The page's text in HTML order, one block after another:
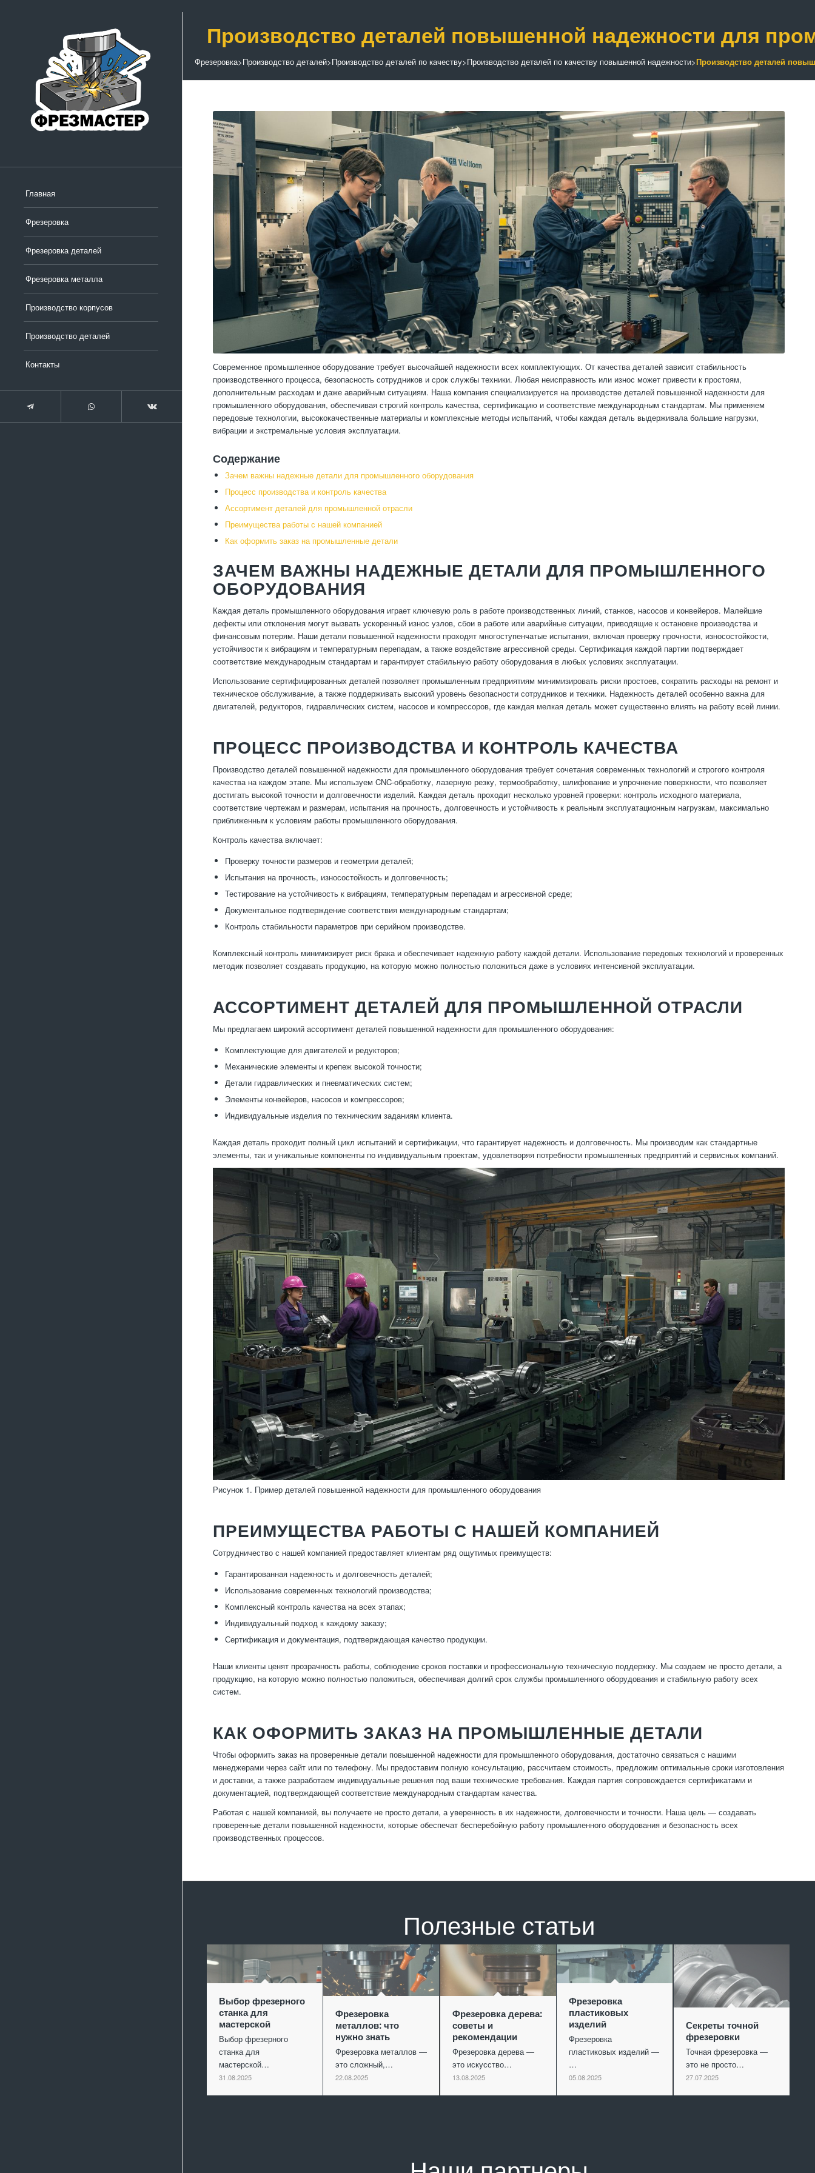
Главная
Фрезеровка
Фрезеровка деталей
Фрезеровка металла
Производство корпусов
Производство деталей
Контакты
Производство деталей повышенной надежности для
Фрезеровка>Производство деталей>Производство деталей по качеству>Производство деталей по качеству повышенной надежности>Производство деталей
Современное промышленное оборудование требует высочайшей надежности всех комплектующих. От качества деталей зависит стабильность
производственного процесса, безопасность сотрудников и срок службы техники. Любая неисправность или износ может привести к простоям,
дополнительным расходам и даже аварийным ситуациям. Наша компания специализируется на производстве деталей повышенной надежности для
промышленного оборудования, обеспечивая строгий контроль качества, сертификацию и соответствие международным стандартам. Мы применяем
передовые технологии, высококачественные материалы и комплексные методы испытаний, чтобы каждая деталь выдерживала большие нагрузки,
вибрации и экстремальные условия эксплуатации.
Содержание
Зачем важны надежные детали для промышленного оборудования
Процесс производства и контроль качества
Ассортимент деталей для промышленной отрасли
Преимущества работы с нашей компанией
Как оформить заказ на промышленные детали
ЗАЧЕМ ВАЖНЫ НАДЕЖНЫЕ ДЕТАЛИ ДЛЯ ПРОМЫШЛЕННОГО
ОБОРУДОВАНИЯ
Каждая деталь промышленного оборудования играет ключевую роль в работе производственных линий, станков, насосов и конвейеров. Малейшие
дефекты или отклонения могут вызвать ускоренный износ узлов, сбои в работе или аварийные ситуации, приводящие к остановке производства и
финансовым потерям. Наши детали повышенной надежности проходят многоступенчатые испытания, включая проверку прочности, износостойкости,
устойчивости к вибрациям и температурным перепадам, а также воздействие агрессивной среды. Сертификация каждой партии подтверждает
соответствие международным стандартам и гарантирует стабильную работу оборудования в любых условиях эксплуатации.
Использование сертифицированных деталей позволяет промышленным предприятиям минимизировать риски простоев, сократить расходы на ремонт и
техническое обслуживание, а также поддерживать высокий уровень безопасности сотрудников и техники. Надежность деталей особенно важна для
двигателей, редукторов, гидравлических систем, насосов и компрессоров, где каждая мелкая деталь может существенно влиять на работу всей линии.
ПРОЦЕСС ПРОИЗВОДСТВА И КОНТРОЛЬ КАЧЕСТВА
Производство деталей повышенной надежности для промышленного оборудования требует сочетания современных технологий и строгого контроля
качества на каждом этапе. Мы используем CNC-обработку, лазерную резку, термообработку, шлифование и упрочнение поверхности, что позволяет
достигать высокой точности и долговечности изделий. Каждая деталь проходит несколько уровней проверки: контроль исходного материала,
соответствие чертежам и размерам, испытания на прочность, долговечность и устойчивость к реальным эксплуатационным нагрузкам, максимально
приближенным к условиям работы промышленного оборудования.
Контроль качества включает:
Проверку точности размеров и геометрии деталей;
Испытания на прочность, износостойкость и долговечность;
Тестирование на устойчивость к вибрациям, температурным перепадам и агрессивной среде;
Документальное подтверждение соответствия международным стандартам;
Контроль стабильности параметров при серийном производстве.
Комплексный контроль минимизирует риск брака и обеспечивает надежную работу каждой детали. Использование передовых технологий и проверенных
методик позволяет создавать продукцию, на которую можно полностью положиться даже в условиях интенсивной эксплуатации.
АССОРТИМЕНТ ДЕТАЛЕЙ ДЛЯ ПРОМЫШЛЕННОЙ ОТРАСЛИ
Мы предлагаем широкий ассортимент деталей повышенной надежности для промышленного оборудования:
Комплектующие для двигателей и редукторов;
Механические элементы и крепеж высокой точности;
Детали гидравлических и пневматических систем;
Элементы конвейеров, насосов и компрессоров;
Индивидуальные изделия по техническим заданиям клиента.
Каждая деталь проходит полный цикл испытаний и сертификации, что гарантирует надежность и долговечность. Мы производим как стандартные
элементы, так и уникальные компоненты по индивидуальным проектам, удовлетворяя потребности промышленных предприятий и сервисных компаний.
Рисунок 1. Пример деталей повышенной надежности для промышленного оборудования
ПРЕИМУЩЕСТВА РАБОТЫ С НАШЕЙ КОМПАНИЕЙ
Сотрудничество с нашей компанией предоставляет клиентам ряд ощутимых преимуществ:
Гарантированная надежность и долговечность деталей;
Использование современных технологий производства;
Комплексный контроль качества на всех этапах;
Индивидуальный подход к каждому заказу;
Сертификация и документация, подтверждающая качество продукции.
Наши клиенты ценят прозрачность работы, соблюдение сроков поставки и профессиональную техническую поддержку. Мы создаем не просто детали, а
продукцию, на которую можно полностью положиться, обеспечивая долгий срок службы промышленного оборудования и стабильную работу всех
систем.
КАК ОФОРМИТЬ ЗАКАЗ НА ПРОМЫШЛЕННЫЕ ДЕТАЛИ
Чтобы оформить заказ на проверенные детали повышенной надежности для промышленного оборудования, достаточно связаться с нашими
менеджерами через сайт или по телефону. Мы предоставим полную консультацию, рассчитаем стоимость, предложим оптимальные сроки изготовления
и доставки, а также разработаем индивидуальные решения под ваши технические требования. Каждая партия сопровождается сертификатами и
документацией, подтверждающей соответствие международным стандартам качества.
Работая с нашей компанией, вы получаете не просто детали, а уверенность в их надежности, долговечности и точности. Наша цель — создавать
проверенные детали повышенной надежности, которые обеспечат бесперебойную работу промышленного оборудования и безопасность всех
производственных процессов.
Полезные статьи
Выбор фрезерного
станка для
мастерской
Выбор фрезерного
станка для
мастерской…
31.08.2025
Фрезеровка
металлов: что
нужно знать
Фрезеровка металлов —
это сложный,…
22.08.2025
Фрезеровка дерева:
советы и
рекомендации
Фрезеровка дерева —
это искусство…
13.08.2025
Фрезеровка
пластиковых
изделий
Фрезеровка
пластиковых изделий —
…
05.08.2025
Секреты точной
фрезеровки
Точная фрезеровка —
это не просто…
27.07.2025